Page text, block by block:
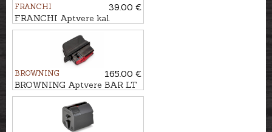
FRANCHI
39.00 €
FRANCHI Aptvere kal.
.223Rem., 4 patr.
BROWNING
165.00 €
BROWNING Aptvere BAR LT
kal. .30-06, 10 patr.